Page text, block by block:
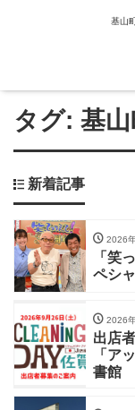
基山
タグ: 基
新着記事
2026
「笑
ペシ
2026
出店
「ア
書館